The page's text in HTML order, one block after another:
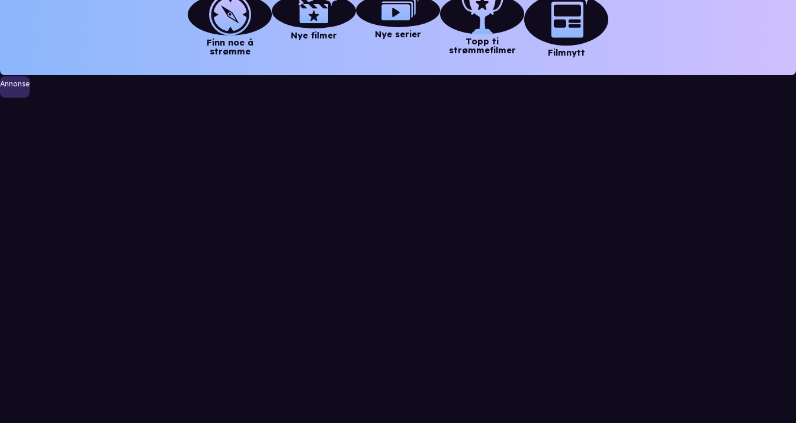
Finn noe å
strømme
Nye filmer Nye serier
Topp ti
strømmefilmer
Filmnytt
Annonse